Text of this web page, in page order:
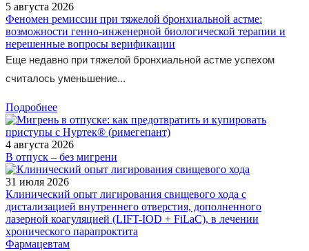
5 августа 2026
Феномен ремиссии при тяжелой бронхиальной астме:
возможности генно-инженерной биологической терапии и
нерешенные вопросы верификации
Еще недавно при тяжелой бронхиальной астме успехом
считалось уменьшение...
Подробнее
4 августа 2026
В отпуск – без мигрени
31 июля 2026
Клинический опыт лигирования свищевого хода с
дистализацией внутреннего отверстия, дополненного
лазерной коагуляцией (LIFT-IOD + FiLaC), в лечении
хронического парапроктита
Фармацевтам